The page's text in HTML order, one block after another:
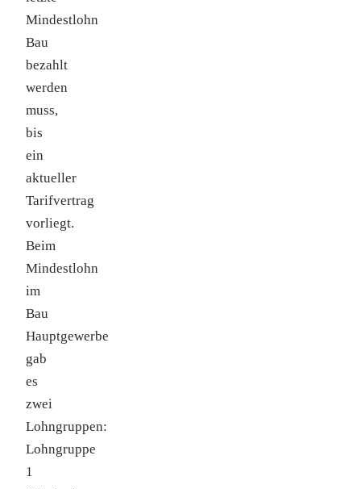
Mindestlohn
Bau
bezahlt
werden
muss,
bis
ein
aktueller
Tarifvertrag
vorliegt.
Beim
Mindestlohn
im
Bau
Hauptgewerbe
gab
es
zwei
Lohngruppen:
Lohngruppe
1